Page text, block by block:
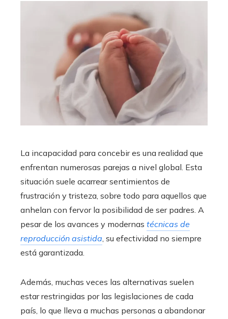
La incapacidad para concebir es una realidad que
enfrentan numerosas parejas a nivel global. Esta
situación suele acarrear sentimientos de
frustración y tristeza, sobre todo para aquellos que
anhelan con fervor la posibilidad de ser padres. A
pesar de los avances y modernas técnicas de
reproducción asistida, su efectividad no siempre
está garantizada.
Además, muchas veces las alternativas suelen
estar restringidas por las legislaciones de cada
país, lo que lleva a muchas personas a abandonar